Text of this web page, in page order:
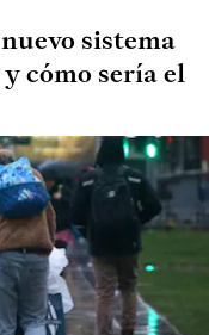
sistema
cómo sería el